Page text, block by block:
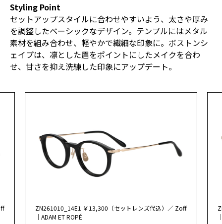
Styling Point
セットアップスタイルに合わせやすいよう、太さや厚み
を調整したベーシックなデザイン。テンプルにはメタル
素材を組み合わせ、軽やかで繊細な印象に。ボストンシ
ェイプは、凛とした眉をポイントにしたメイクを合わ
せ、甘さを抑え洗練した印象にアップデート。
ZN261010_14E1 ￥13,300（セットレンズ代込）／ Zoff
｜ADAM ET ROPÉ